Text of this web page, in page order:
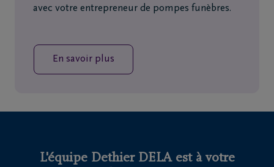
avec votre entrepreneur de pompes funèbres.
En savoir plus
L'équipe Dethier DELA est à votre